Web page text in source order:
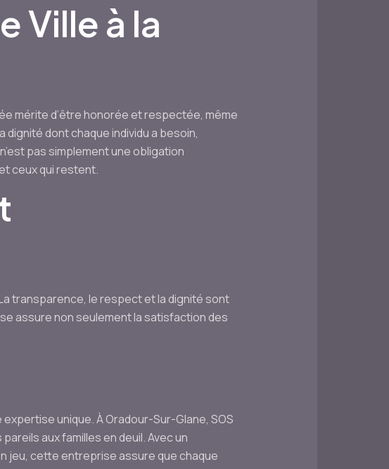
Ville à la
mérite d’être honorée et respectée, même
dont chaque individu a besoin,
pas simplement une obligation
ceux qui restent.
transparence, le respect et la dignité sont
assure non seulement la satisfaction des
unique. À Oradour-Sur-Glane, SOS
aux familles en deuil. Avec un
jeu, cette entreprise assure que chaque